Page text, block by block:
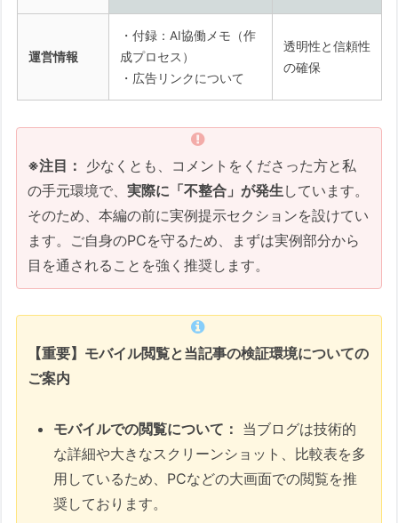
次は「最新BIOS適用後の再検証」へ
実際に2026年6月以降にどのような恐れがあ
1. なぜ「大したことにならない」と言い切
れないのか
2. ASUSの「緊急BIOS」が意味する重み
3. 結論：何が起きると予想されるか
特記：この記事でいちばん重要な教訓
🚨 その「成功」は、中身のない「幽霊」
ダイジェスト版
スライドショー動画（7分13秒）
テキスト版ダイジェスト
運営情報
・付録：AI協働メモ（作
成プロセス）
・広告リンクについて
透明性と信頼性
の確保
※注目： 少なくとも、コメントをくださった方と私
の手元環境で、実際に「不整合」が発生しています。
そのため、本編の前に実例提示セクションを設けてい
ます。ご自身のPCを守るため、まずは実例部分から
目を通されることを強く推奨します。
【重要】モバイル閲覧と当記事の検証環境についての
ご案内
モバイルでの閲覧について： 当ブログは技術的
な詳細や大きなスクリーンショット、比較表を多
用しているため、PCなどの大画面での閲覧を推
奨しております。